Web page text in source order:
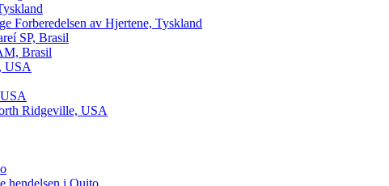
Forberedelsen av Hjertene, Tyskland
SP, Brasil
Brasil
USA
Ridgeville, USA
hendelsen i Quito